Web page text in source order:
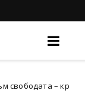
– кросовият